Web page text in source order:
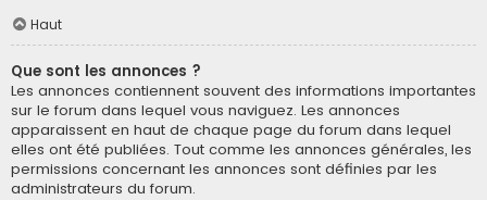
Haut
Que sont les annonces ?
Les annonces contiennent souvent des informations importantes
sur le forum dans lequel vous naviguez. Les annonces
apparaissent en haut de chaque page du forum dans lequel
elles ont été publiées. Tout comme les annonces générales, les
permissions concernant les annonces sont définies par les
administrateurs du forum.